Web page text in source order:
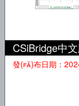
CSiBridge中
發(fā)布日期：